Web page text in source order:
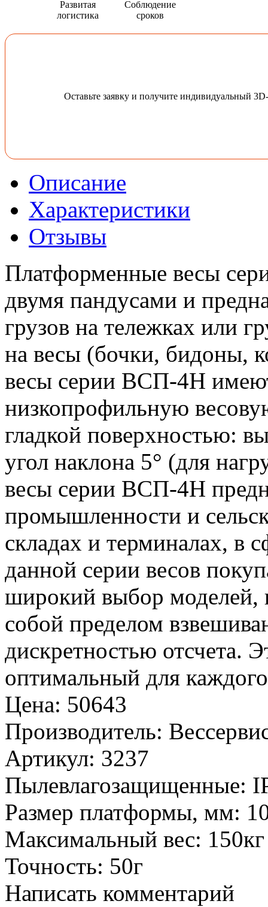
Развитая
логистика
Соблюдение
сроков
Оставьте заявку и получите индивидуальный
Описание
Характеристики
Отзывы
Платформенные весы
двумя пандусами и
грузов на тележках или
на весы (бочки, бидоны,
весы серии ВСП-4Н
низкопрофильную
гладкой поверхностью:
угол наклона 5° (для
весы серии ВСП-4Н
промышленности и
складах и терминалах, в
данной серии весов
широкий выбор моделей,
собой пределом
дискретностью отсчета.
оптимальный для
Цена: 50643
Производитель:
Артикул: 3237
Пылевлагозащищенные:
Размер платформы, мм:
Максимальный вес: 150кг
Точность: 50г
Написать комментарий